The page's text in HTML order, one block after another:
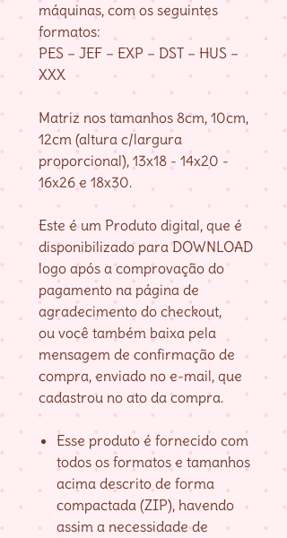
máquinas, com os seguintes
formatos:
PES – JEF – EXP – DST – HUS –
XXX
Matriz nos tamanhos 8cm, 10cm,
12cm (altura c/largura
proporcional), 13x18 - 14x20 -
16x26 e 18x30.
Este é um Produto digital, que é
disponibilizado para DOWNLOAD
logo após a comprovação do
pagamento na página de
agradecimento do checkout,
ou você também baixa pela
mensagem de confirmação de
compra, enviado no e-mail, que
cadastrou no ato da compra.
Esse produto é fornecido com
todos os formatos e tamanhos
acima descrito de forma
compactada (ZIP), havendo
assim a necessidade de